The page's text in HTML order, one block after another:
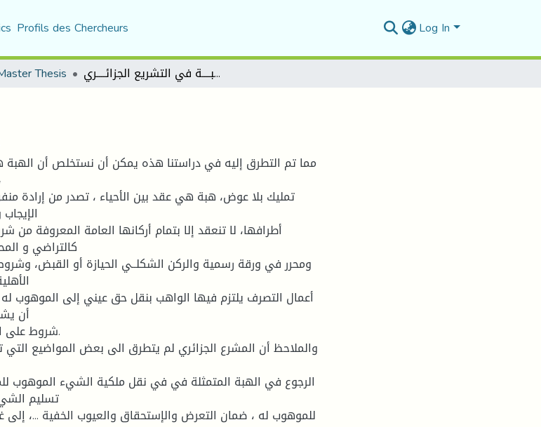
Profils des Chercheurs Log In
Thesis الھبــــة في التشریع الجزائــــري
مما تم التطرق إلیه في دراستنا هذه یمكن أن نستخلص أن
تملیك بلا عوض، هبة هي عقد بین الأحیاء ، تصدر من إرادة
أطرافها، لا تنعقد إلا بتمام أركانها العامة المعروفة من
كالتراضي و
ومحرر في ورقة رسمیة والركن الشكلــي الحیازة أو القبض،
أعمال التصرف یلتزم فیها الواهب بنقل حق عیني إلى الموهوب
أن
شروط على
والملاحظ أن المشرع الجزائري لم یتطرق الى بعض المواضیع
الرجوع في الهبة المتمثلة في في نقل ملكیة الشيء الموهوب
تسلیم
للموهوب له ، ضمان التعرض والإستحقاق والعیوب الخفیة ...، إلى